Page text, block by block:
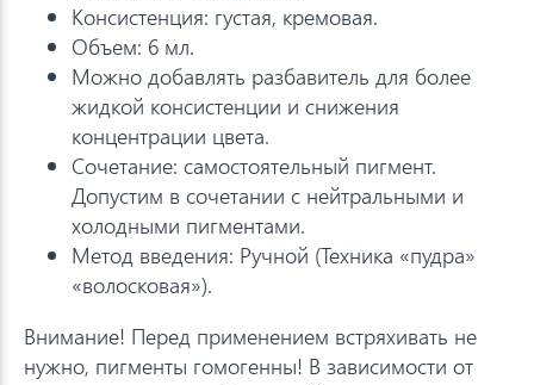
Консистенция: густая, кремовая.
Объем: 6 мл.
Можно добавлять разбавитель для более
жидкой консистенции и снижения
концентрации цвета.
Сочетание: самостоятельный пигмент.
Допустим в сочетании с нейтральными и
холодными пигментами.
Метод введения: Ручной (Техника «пудра»
«волосковая»).
Внимание! Перед применением встряхивать не
нужно, пигменты гомогенны! В зависимости от